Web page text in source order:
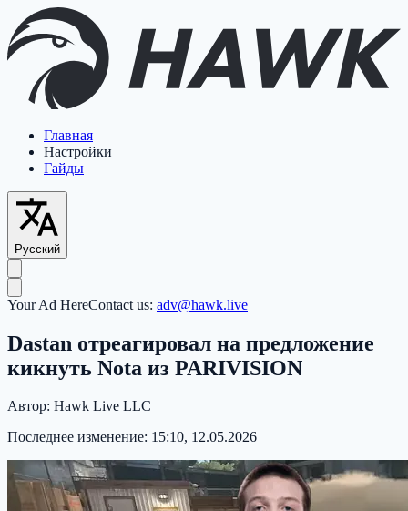
Главная
Настройки
Гайды
Русский
Your Ad HereContact us: adv@hawk.live
Dastan отреагировал на предложение
кикнуть Nota из PARIVISION
Автор: Hawk Live LLC
Последнее изменение: 15:10, 12.05.2026